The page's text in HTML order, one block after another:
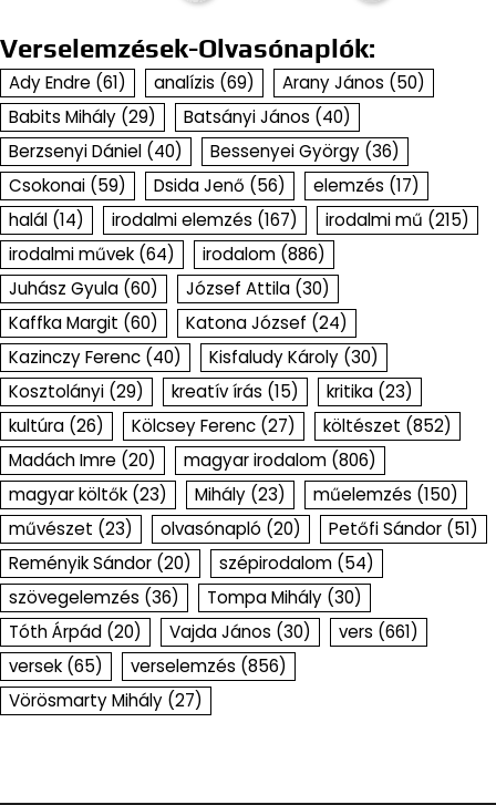
Verselemzések-Olvasónaplók:
Ady Endre (61) analízis (69) Arany János (50)
Babits Mihály (29) Batsányi János (40)
Berzsenyi Dániel (40) Bessenyei György (36)
Csokonai (59) Dsida Jenő (56) elemzés (17)
halál (14) irodalmi elemzés (167) irodalmi mű (215)
irodalmi művek (64) irodalom (886)
Juhász Gyula (60) József Attila (30)
Kaffka Margit (60) Katona József (24)
Kazinczy Ferenc (40) Kisfaludy Károly (30)
Kosztolányi (29) kreatív írás (15) kritika (23)
kultúra (26) Kölcsey Ferenc (27) költészet (852)
Madách Imre (20) magyar irodalom (806)
magyar költők (23) Mihály (23) műelemzés (150)
művészet (23) olvasónapló (20) Petőfi Sándor (51)
Reményik Sándor (20) szépirodalom (54)
szövegelemzés (36) Tompa Mihály (30)
Tóth Árpád (20) Vajda János (30) vers (661)
versek (65) verselemzés (856)
Vörösmarty Mihály (27)